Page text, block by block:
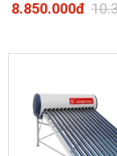
8.850.000đ